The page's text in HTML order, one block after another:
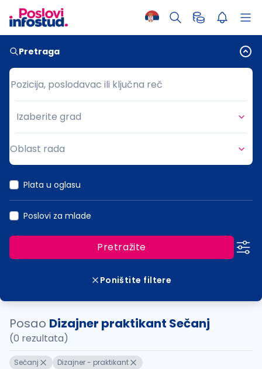
Pretraga
Pozicija, poslodavac ili ključna reč
Pozicija, poslodavac ili ključna reč
Grad
Izaberite grad
Oblast rada
Plata u oglasu
Poslovi za mlade
Pretražite
Poništite filtere
Posao Dizajner praktikant Sečanj
(0 rezultata)
Sečanj Dizajner - praktikant